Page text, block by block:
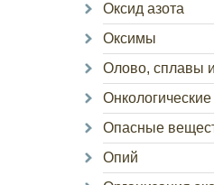
Оксид азота
Оксимы
Олово, сплавы
Опасные
Опий